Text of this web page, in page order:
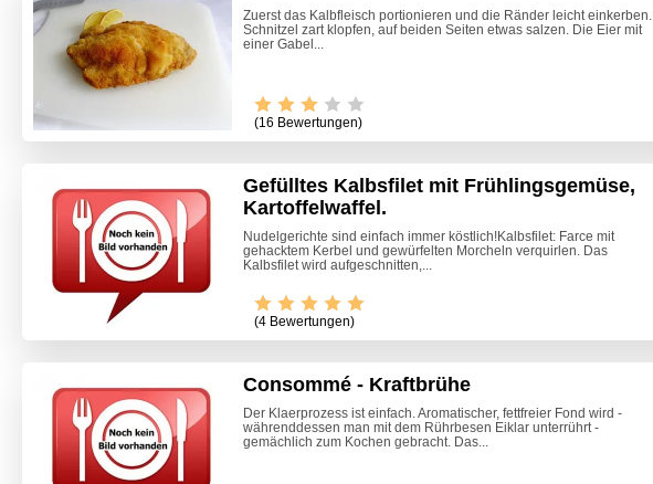
Zuerst das Kalbfleisch portionieren und die Ränder leicht einkerben.
Schnitzel zart klopfen, auf beiden Seiten etwas salzen. Die Eier mit
einer Gabel...
(16 Bewertungen)
Gefülltes Kalbsfilet mit Frühlingsgemüse,
Kartoffelwaffel.
Nudelgerichte sind einfach immer köstlich!Kalbsfilet: Farce mit
gehacktem Kerbel und gewürfelten Morcheln verquirlen. Das
Kalbsfilet wird aufgeschnitten,...
(4 Bewertungen)
Consommé - Kraftbrühe
Der Klaerprozess ist einfach. Aromatischer, fettfreier Fond wird -
währenddessen man mit dem Rührbesen Eiklar unterrührt -
gemächlich zum Kochen gebracht. Das...